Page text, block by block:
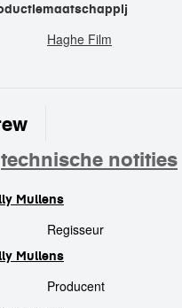
Haghe Film
technische notities
Mullens
Regisseur
Mullens
Producent